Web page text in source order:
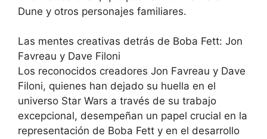
Dune y otros personajes familiares.
Las mentes creativas detrás de Boba Fett: Jon
Favreau y Dave Filoni
Los reconocidos creadores Jon Favreau y Dave
Filoni, quienes han dejado su huella en el
universo Star Wars a través de su trabajo
excepcional, desempeñan un papel crucial en la
representación de Boba Fett y en el desarrollo